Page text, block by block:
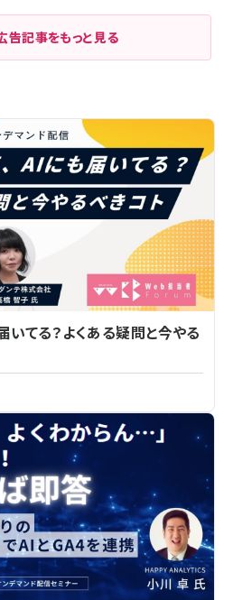
告記事をもっと見る
いてる？よくある疑問と今やる